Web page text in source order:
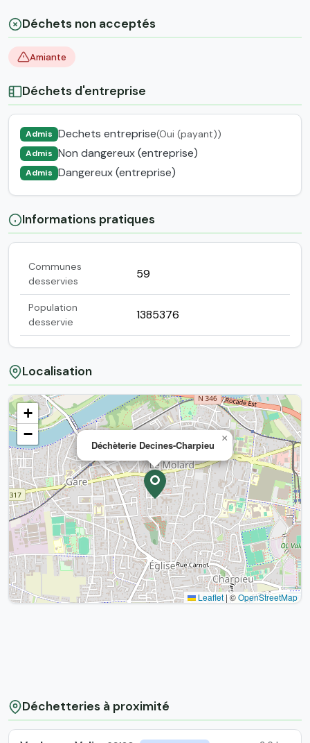
Déchets non acceptés
Amiante
Déchets d'entreprise
Admis Dechets entreprise(Oui (payant))
Admis Non dangereux (entreprise)
Admis Dangereux (entreprise)
Informations pratiques
Communes
desservies
59
Population
desservie
1385376
Localisation
Déchèterie Decines-Charpieu
×
+
−
Leaflet | ©OpenStreetMap
Déchetteries à proximité